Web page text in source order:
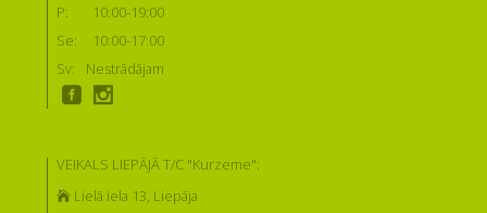
P:
10:00-19:00
Se:
10:00-17:00
Sv:
Nestrādājam
VEIKALS LIEPĀJĀ T/C "Kurzeme":
Lielā iela 13, Liepāja